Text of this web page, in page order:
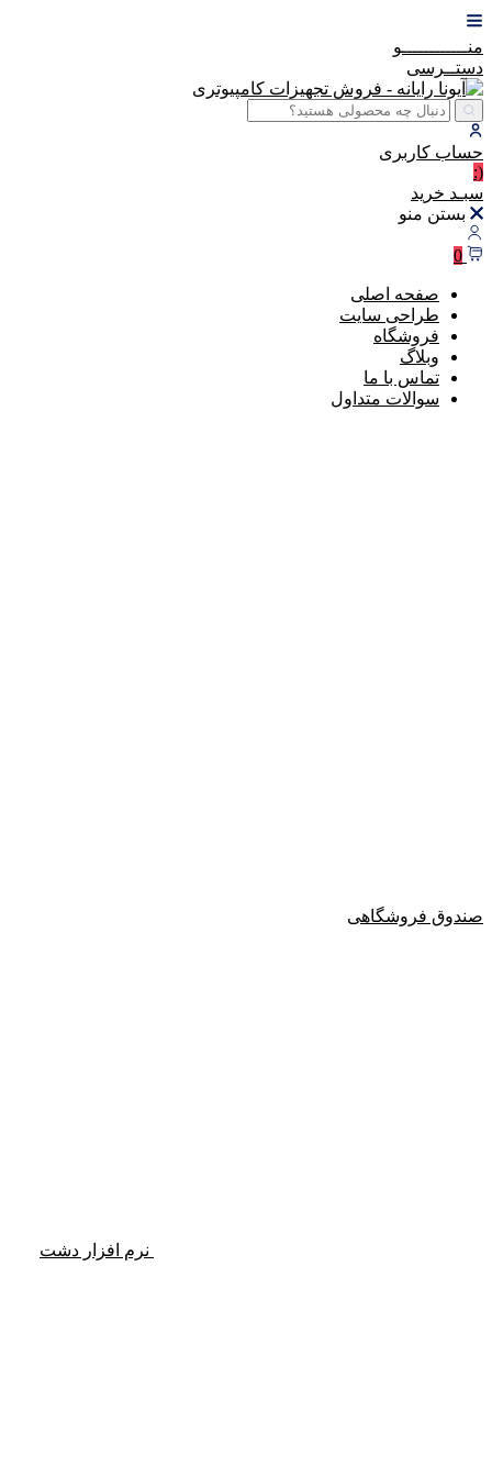
منــــــــــــو
دستــرسی
حساب کاربری
(:
سبـد خرید
بستن منو
0
صفحه اصلی
طراحی سایت
فروشگاه
وبلاگ
تماس با ما
سوالات متداول
صندوق فروشگاهی
نرم افزار دشت